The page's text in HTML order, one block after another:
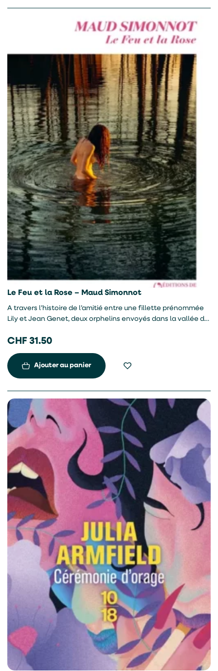
Le Feu et la Rose – Maud Simonnot
A travers l’histoire de l’amitié entre une fillette prénommée
Lily et Jean Genet, deux orphelins envoyés dans la vallée du
les orphelinats au début du XXe siècle. Parallèlement, elle se
CHF 31.50
Ajouter au panier